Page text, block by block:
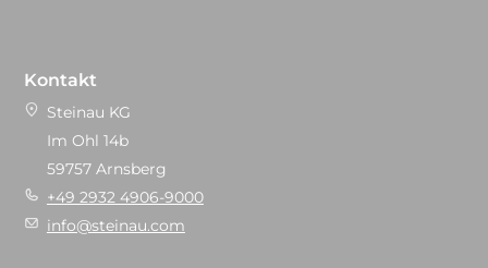
Kontakt
Steinau KG
Im Ohl 14b
59757 Arnsberg
+49 2932 4906-9000
info@steinau.com